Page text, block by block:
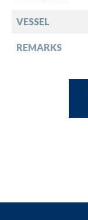
VESSEL
REMARKS